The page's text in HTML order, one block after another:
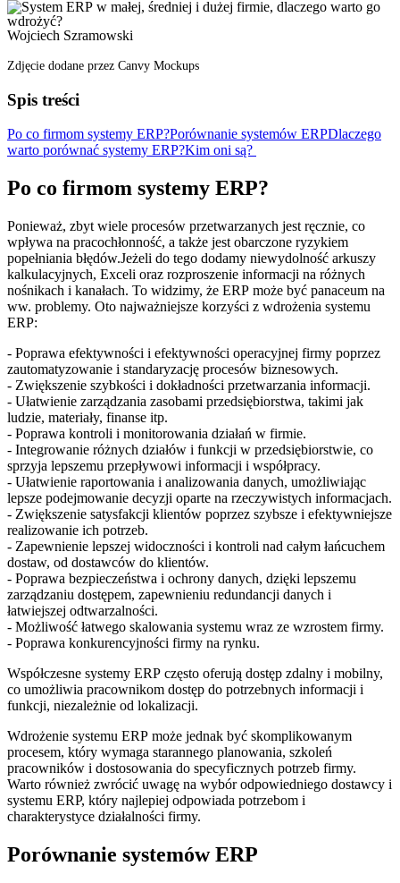
Wojciech Szramowski
Zdjęcie dodane przez Canvy Mockups
Spis treści
Po co firmom systemy ERP?Porównanie systemów ERPDlaczego
warto porównać systemy ERP?Kim oni są?
Po co firmom systemy ERP?
Ponieważ, zbyt wiele procesów przetwarzanych jest ręcznie, co
wpływa na pracochłonność, a także jest obarczone ryzykiem
popełniania błędów.Jeżeli do tego dodamy niewydolność arkuszy
kalkulacyjnych, Exceli oraz rozproszenie informacji na różnych
nośnikach i kanałach. To widzimy, że ERP może być panaceum na
ww. problemy. Oto najważniejsze korzyści z wdrożenia systemu
ERP:
- Poprawa efektywności i efektywności operacyjnej firmy poprzez
zautomatyzowanie i standaryzację procesów biznesowych.
- Zwiększenie szybkości i dokładności przetwarzania informacji.
- Ułatwienie zarządzania zasobami przedsiębiorstwa, takimi jak
ludzie, materiały, finanse itp.
- Poprawa kontroli i monitorowania działań w firmie.
- Integrowanie różnych działów i funkcji w przedsiębiorstwie, co
sprzyja lepszemu przepływowi informacji i współpracy.
- Ułatwienie raportowania i analizowania danych, umożliwiając
lepsze podejmowanie decyzji oparte na rzeczywistych informacjach.
- Zwiększenie satysfakcji klientów poprzez szybsze i efektywniejsze
realizowanie ich potrzeb.
- Zapewnienie lepszej widoczności i kontroli nad całym łańcuchem
dostaw, od dostawców do klientów.
- Poprawa bezpieczeństwa i ochrony danych, dzięki lepszemu
zarządzaniu dostępem, zapewnieniu redundancji danych i
łatwiejszej odtwarzalności.
- Możliwość łatwego skalowania systemu wraz ze wzrostem firmy.
- Poprawa konkurencyjności firmy na rynku.
Współczesne systemy ERP często oferują dostęp zdalny i mobilny,
co umożliwia pracownikom dostęp do potrzebnych informacji i
funkcji, niezależnie od lokalizacji.
Wdrożenie systemu ERP może jednak być skomplikowanym
procesem, który wymaga starannego planowania, szkoleń
pracowników i dostosowania do specyficznych potrzeb firmy.
Warto również zwrócić uwagę na wybór odpowiedniego dostawcy i
systemu ERP, który najlepiej odpowiada potrzebom i
charakterystyce działalności firmy.
Porównanie systemów ERP